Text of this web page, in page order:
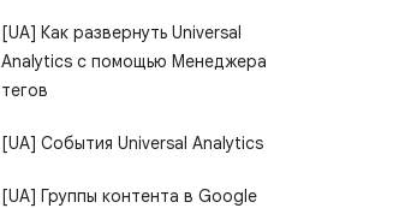
[UA] Как развернуть Universal
Analytics с помощью Менеджера
тегов
[UA] События Universal Analytics
[UA] Группы контента в Google